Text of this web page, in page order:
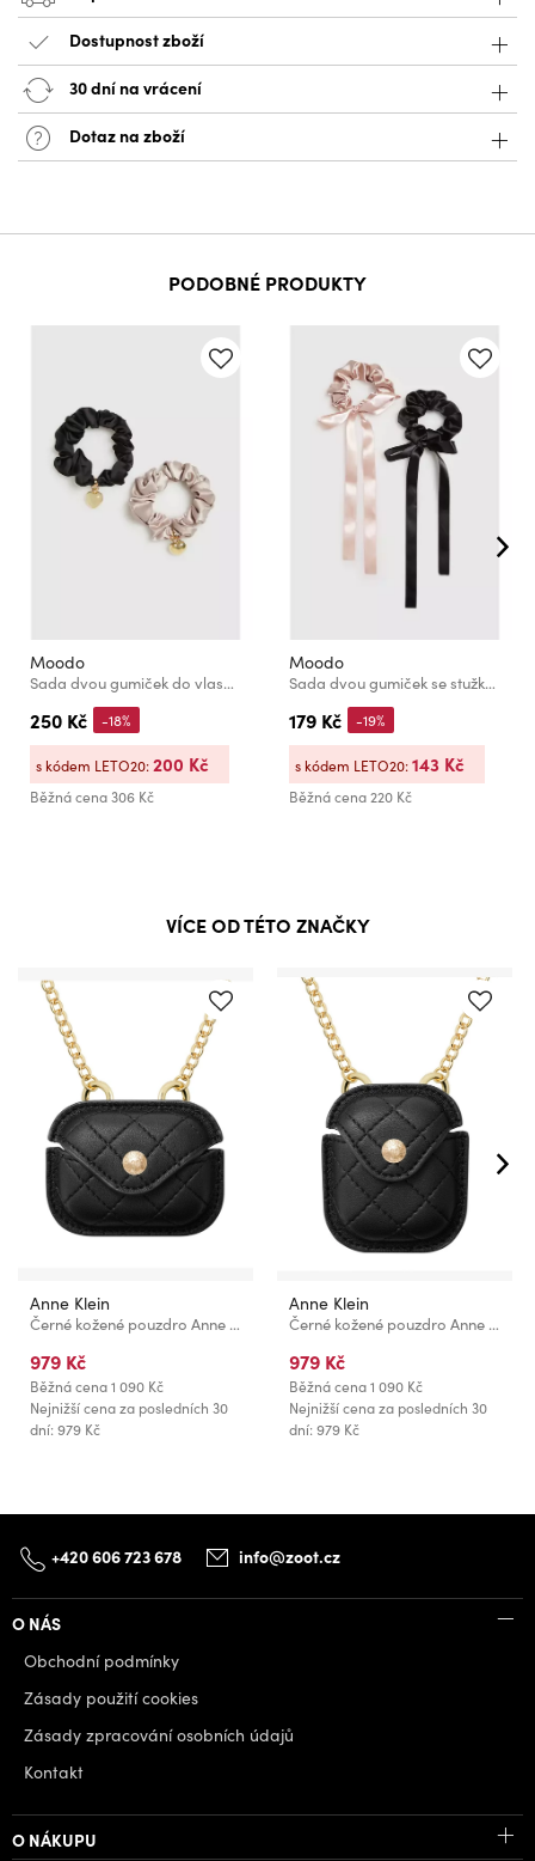
Dostupnost zboží
30 dní na vrácení
Dotaz na zboží
PODOBNÉ PRODUKTY
Moodo
Sada dvou gumiček do vlasů se závěskou Moodo
250 Kč
Běžná cena306 Kč
-18%
s kódem LETO20:200 Kč
Moodo
Sada dvou gumiček se stužkou Moodo
179 Kč
Běžná cena220 Kč
-19%
s kódem LETO20:143 Kč
VÍCE OD TÉTO ZNAČKY
Anne Klein
Černé kožené pouzdro Anne Klein na sluchátka Apple AirPods Pro
979 Kč
Běžná cena1 090 Kč
Nejnižší cena za posledních 30
dní: 979 Kč
Anne Klein
Černé kožené pouzdro Anne Klein na sluchátka Apple AirPods Pro
979 Kč
Běžná cena1 090 Kč
Nejnižší cena za posledních 30
dní: 979 Kč
+420 606 723 678 info@zoot.cz
O NÁS
Obchodní podmínky
Zásady použití cookies
Zásady zpracování osobních údajů
Kontakt
O NÁKUPU